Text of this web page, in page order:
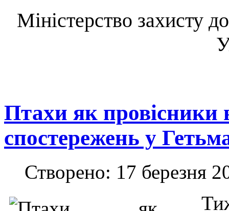
Міністерство захисту
Птахи як провісники
спостережень у
Створено: 17 березня